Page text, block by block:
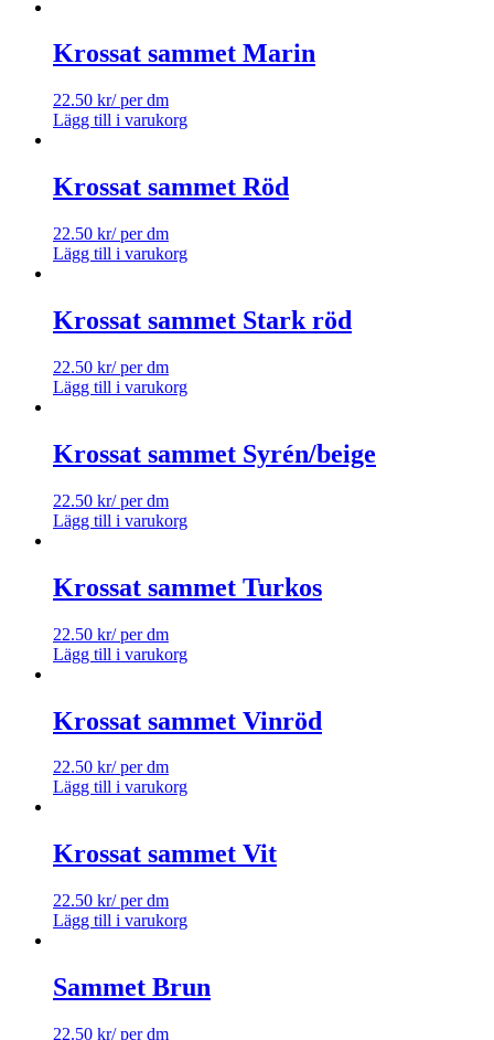
Krossat sammet Marin
22.50 kr/ per dm
Lägg till i varukorg
Krossat sammet Röd
22.50 kr/ per dm
Lägg till i varukorg
Krossat sammet Stark röd
22.50 kr/ per dm
Lägg till i varukorg
Krossat sammet Syrén/beige
22.50 kr/ per dm
Lägg till i varukorg
Krossat sammet Turkos
22.50 kr/ per dm
Lägg till i varukorg
Krossat sammet Vinröd
22.50 kr/ per dm
Lägg till i varukorg
Krossat sammet Vit
22.50 kr/ per dm
Lägg till i varukorg
Sammet Brun
22.50 kr/ per dm